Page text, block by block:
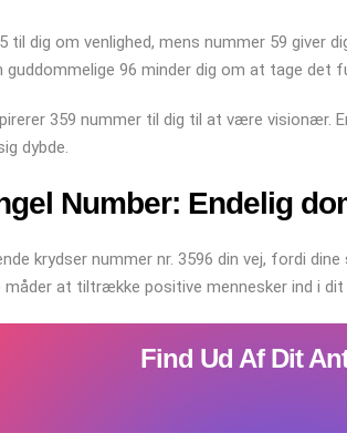
til dig om venlighed, mens nummer 59 giver
guddommelige 96 minder dig om at tage det
359 nummer til dig til at være visionær.
dybde.
Number: Endelig
krydser nummer nr. 3596 din vej, fordi
at tiltrække positive mennesker ind i dit
Find Ud Af Dit